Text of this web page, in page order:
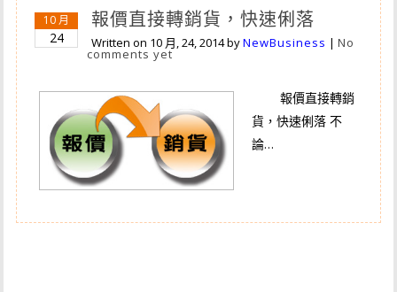
10 月
24
報價直接轉銷貨，快速俐落
Written on 10 月, 24, 2014byNewBusiness |No
comments yet
報價直接轉銷
貨，快速俐落 不
論…